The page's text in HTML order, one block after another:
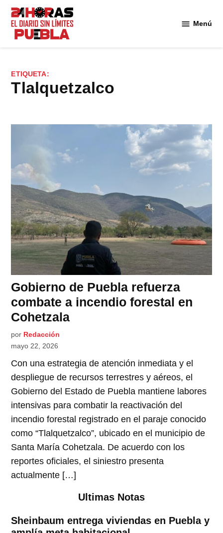
Saltar
contenido
Menú
ETIQUETA:
Tlalquetzalco
Gobierno de Puebla refuerza
combate a incendio forestal en
Cohetzala
por Redacción
mayo 22, 2026
Con una estrategia de atención inmediata y el
despliegue de recursos terrestres y aéreos, el
Gobierno del Estado de Puebla mantiene labores
intensivas para combatir la reactivación del
incendio forestal registrado en el paraje conocido
como “Tlalquetzalco”, ubicado en el municipio de
Santa María Cohetzala. De acuerdo con los
reportes oficiales, el siniestro presenta
actualmente […]
Ultimas Notas
Sheinbaum entrega viviendas en Puebla y